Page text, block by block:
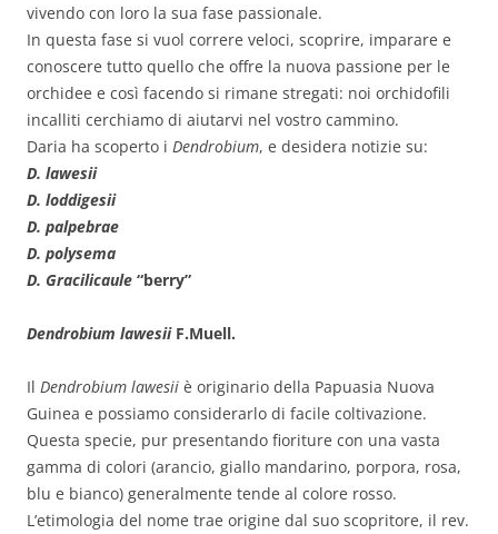
vivendo con loro la sua fase passionale.
In questa fase si vuol correre veloci, scoprire, imparare e
conoscere tutto quello che offre la nuova passione per le
orchidee e così facendo si rimane stregati: noi orchidofili
incalliti cerchiamo di aiutarvi nel vostro cammino.
Daria ha scoperto i Dendrobium, e desidera notizie su:
D. lawesii
D. loddigesii
D. palpebrae
D. polysema
D. Gracilicaule “berry”
Dendrobium lawesii F.Muell.
Il Dendrobium lawesii è originario della Papuasia Nuova
Guinea e possiamo considerarlo di facile coltivazione.
Questa specie, pur presentando fioriture con una vasta
gamma di colori (arancio, giallo mandarino, porpora, rosa,
blu e bianco) generalmente tende al colore rosso.
L’etimologia del nome trae origine dal suo scopritore, il rev.